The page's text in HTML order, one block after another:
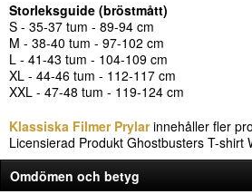
Storleksguide (bröstmått)
S - 35-37 tum - 89-94 cm
M - 38-40 tum - 97-102 cm
L - 41-43 tum - 104-109 cm
XL - 44-46 tum - 112-117 cm
XXL - 47-48 tum - 119-124 cm
Klassiska Filmer Prylarinnehåller fler
Licensierad Produkt Ghostbusters T-shirt
Omdömen och betyg